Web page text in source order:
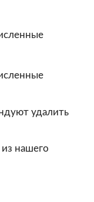
удалить
нашего